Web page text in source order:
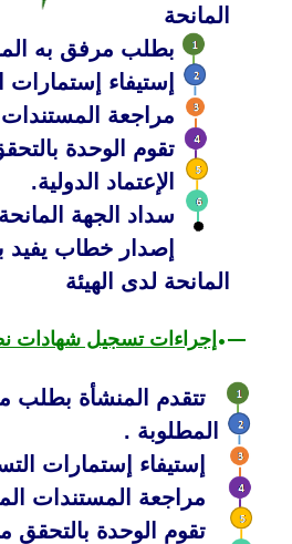
المانحة
بطلب مرفق به
إستيفاء
مراجعة
تقوم الوحدة
الإعتماد الدولية.
سداد الجهة
إصدار خطاب يفيد
المانحة لدى الهيئة
—• إجراءات تسجيل شهادات
تتقدم المنشأة بطلب
المطلوبة .
إستيفاء إستمارات
مراجعة المستندات
تقوم الوحدة